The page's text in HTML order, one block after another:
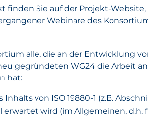
finden Sie auf der Projekt-Website
Webinare des
alle, die an der Entwicklung
neu gegründeten WG24 die Arbeit
hat:
von ISO 19880-1 (z.B.
wird (im Allgemeinen, d.h.